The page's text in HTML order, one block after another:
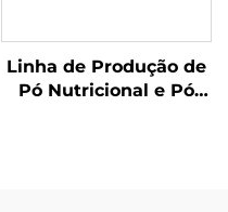
Linha de Produção de
Pó Nutricional e Pó